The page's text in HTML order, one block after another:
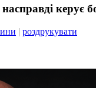
| роздрукувати